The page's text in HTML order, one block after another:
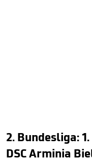
2. Bundesliga:
DSC Arminia